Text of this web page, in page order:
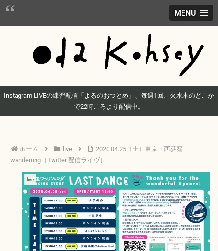
MENU
Instagram LIVEの練習配信「よるのおつとめ」、毎週1回、火水木のどこか
で22時ころより配信中。
ホーム live
2020.04.25（土）東京・西荻窪
wanderung（Twitter 配信ライヴ）
live